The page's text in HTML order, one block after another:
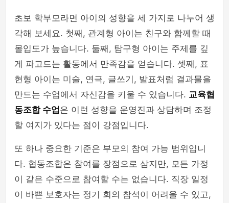
초보 학부모라면 아이의 성향을 세 가지로 나누어 생
각해 보세요. 첫째, 관계형 아이는 친구와 함께할 때
몰입도가 높습니다. 둘째, 탐구형 아이는 주제를 깊
게 파고드는 활동에서 만족감을 얻습니다. 셋째, 표
현형 아이는 미술, 연극, 글쓰기, 발표처럼 결과물을
만드는 수업에서 자신감을 키울 수 있습니다. 교육협
동조합 수업 은 이런 성향을 운영진과 상담하며 조정
할 여지가 있다는 점이 강점입니다.
또 하나 중요한 기준은 부모의 참여 가능 범위입니
다. 협동조합은 참여를 장점으로 삼지만, 모든 가정
이 같은 수준으로 참여할 수는 없습니다. 직장 일정
이 바쁜 보호자는 정기 회의 참석이 어려울 수 있고,